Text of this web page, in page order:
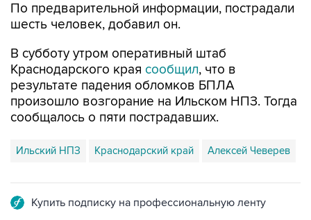
По предварительной информации, пострадали
шесть человек, добавил он.
В субботу утром оперативный штаб
Краснодарского края сообщил, что в
результате падения обломков БПЛА
произошло возгорание на Ильском НПЗ. Тогда
сообщалось о пяти пострадавших.
Ильский НПЗ Краснодарский край Алексей Чеверев
Купить подписку на профессиональную ленту